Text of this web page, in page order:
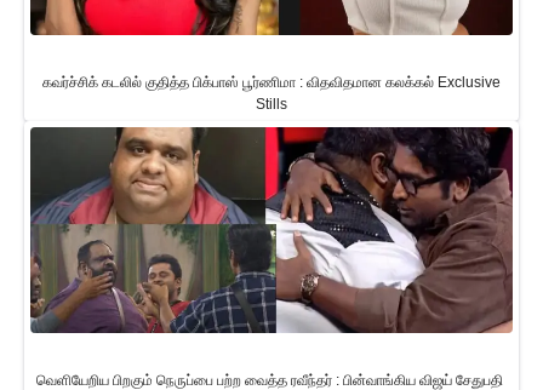
கவர்ச்சிக் கடலில் குதித்த பிக்பாஸ் பூர்ணிமா : விதவிதமான கலக்கல் Exclusive
Stills
வெளியேறிய பிறகும் நெருப்பை பற்ற வைத்த ரவீந்தர் : பின்வாங்கிய விஜய் சேதுபதி